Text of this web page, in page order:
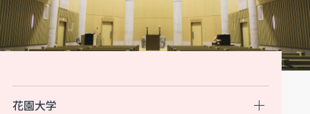
花園大学